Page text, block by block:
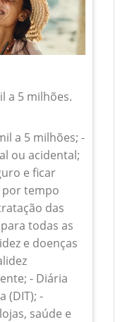
a 5 milhões.
a 5 milhões; -
ou acidental;
e ficar
por tempo
das
todas as
e doenças
- Diária
(DIT); -
saúde e